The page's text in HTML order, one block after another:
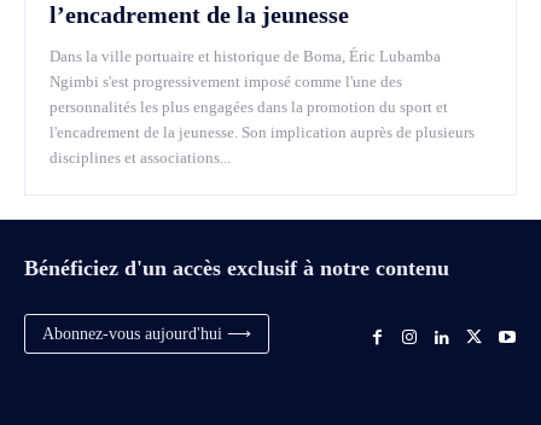
l’encadrement de la jeunesse
Dans la ville portuaire et historique de Boma, Éric Lubamba
Ngimbi s'est progressivement imposé comme l'une des
personnalités les plus engagées dans la promotion du sport et
l'encadrement de la jeunesse. Son implication auprès de plusieurs
disciplines et associations...
Bénéficiez d'un accès exclusif à notre contenu
Abonnez-vous aujourd'hui ⟶